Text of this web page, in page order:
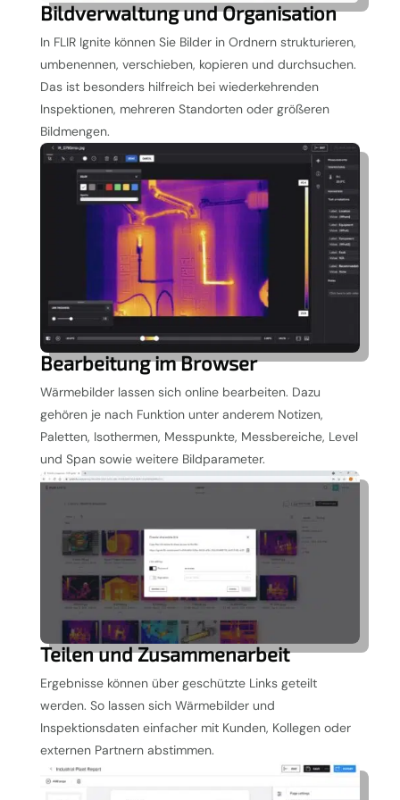
Bildverwaltung und Organisation
In FLIR Ignite können Sie Bilder in Ordnern strukturieren,
umbenennen, verschieben, kopieren und durchsuchen.
Das ist besonders hilfreich bei wiederkehrenden
Inspektionen, mehreren Standorten oder größeren
Bildmengen.
Bearbeitung im Browser
Wärmebilder lassen sich online bearbeiten. Dazu
gehören je nach Funktion unter anderem Notizen,
Paletten, Isothermen, Messpunkte, Messbereiche, Level
und Span sowie weitere Bildparameter.
Teilen und Zusammenarbeit
Ergebnisse können über geschützte Links geteilt
werden. So lassen sich Wärmebilder und
Inspektionsdaten einfacher mit Kunden, Kollegen oder
externen Partnern abstimmen.